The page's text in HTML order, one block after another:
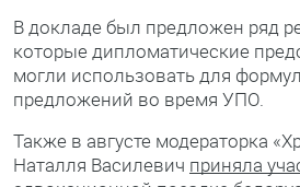
В докладе был предложен ряд
которые дипломатические
могли использовать для
предложений во время УПО.
Также в августе модераторка
Наталля Василевич приняла